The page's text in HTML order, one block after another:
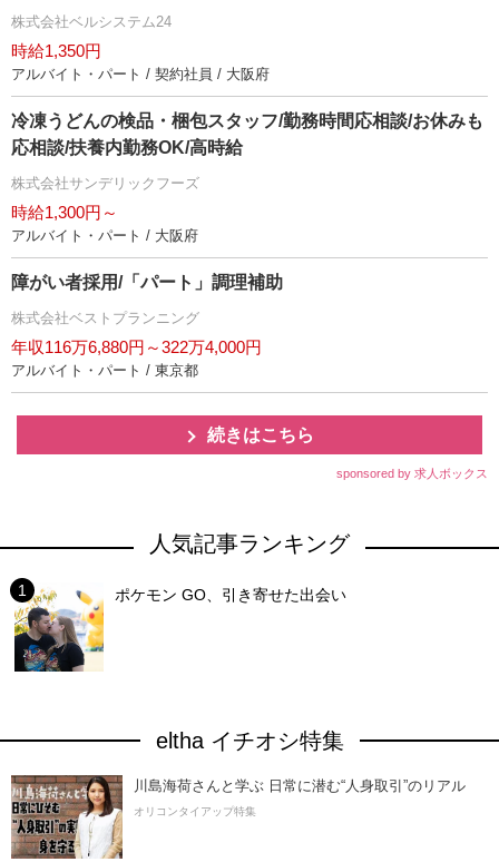
株式会社ベルシステム24
時給1,350円
アルバイト・パート / 契約社員 / 大阪府
冷凍うどんの検品・梱包スタッフ/勤務時間応相談/お休みも
応相談/扶養内勤務OK/高時給
株式会社サンデリックフーズ
時給1,300円～
アルバイト・パート / 大阪府
障がい者採用/「パート」調理補助
株式会社ベストプランニング
年収116万6,880円～322万4,000円
アルバイト・パート / 東京都
続きはこちら
sponsored by 求人ボックス
人気記事ランキング
ポケモン GO、引き寄せた出会い
eltha イチオシ特集
川島海荷さんと学ぶ 日常に潜む“人身取引”のリアル
オリコンタイアップ特集